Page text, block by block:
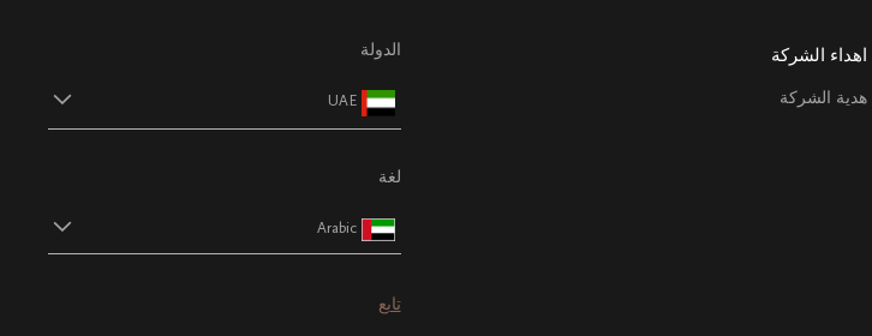
اهداء الشركة
هدية الشركة
الدولة
UAE
لغة
Arabic
تابع